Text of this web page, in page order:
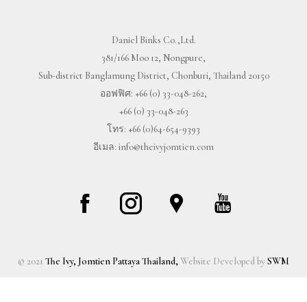
Daniel Binks Co.,Ltd.
381/166 Moo 12, Nongpure,
Sub-district Banglamung District, Chonburi, Thailand 20150
ออฟฟิศ: +66 (0) 33-048-262,
+66 (0) 33-048-263
โทร: +66 (0)64-654-9393
อีเมล: info@theivyjomtien.com
© 2021 The Ivy, Jomtien Pattaya Thailand, Website Developed bySWM